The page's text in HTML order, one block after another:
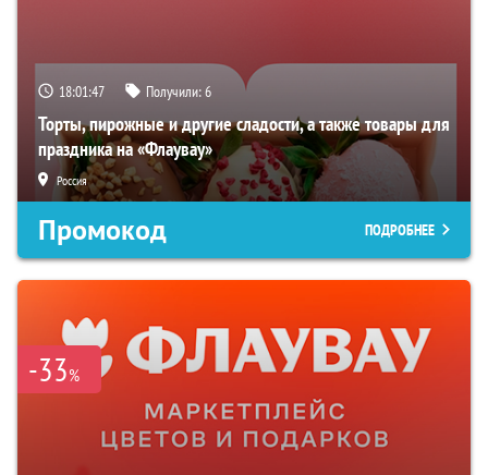
18:01:46 Получили:6
Торты, пирожные и другие сладости, а также товары для
праздника на «Флаувау»
Россия
Промокод ПОДРОБНЕЕ
-33%